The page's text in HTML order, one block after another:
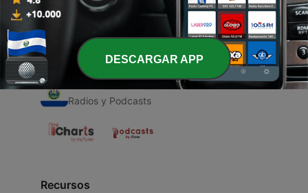
Radios de El Salvador
Radios y Podcasts
Recursos
DESCARGAR APP